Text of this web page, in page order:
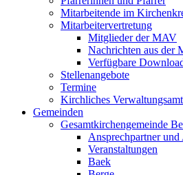
Mitarbeitende im
Mitarbeitervertretung
Mitglieder der MAV
Nachrichten aus der
Verfügbare
Stellenangebote
Termine
Kirchliches
Gemeinden
Gesamtkirchengemeinde
Ansprechpartner und
Veranstaltungen
Baek